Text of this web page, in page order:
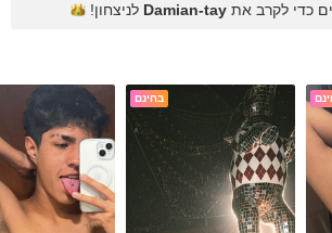
כדי לקרב את Damian-tay לניצחון!
בחינם